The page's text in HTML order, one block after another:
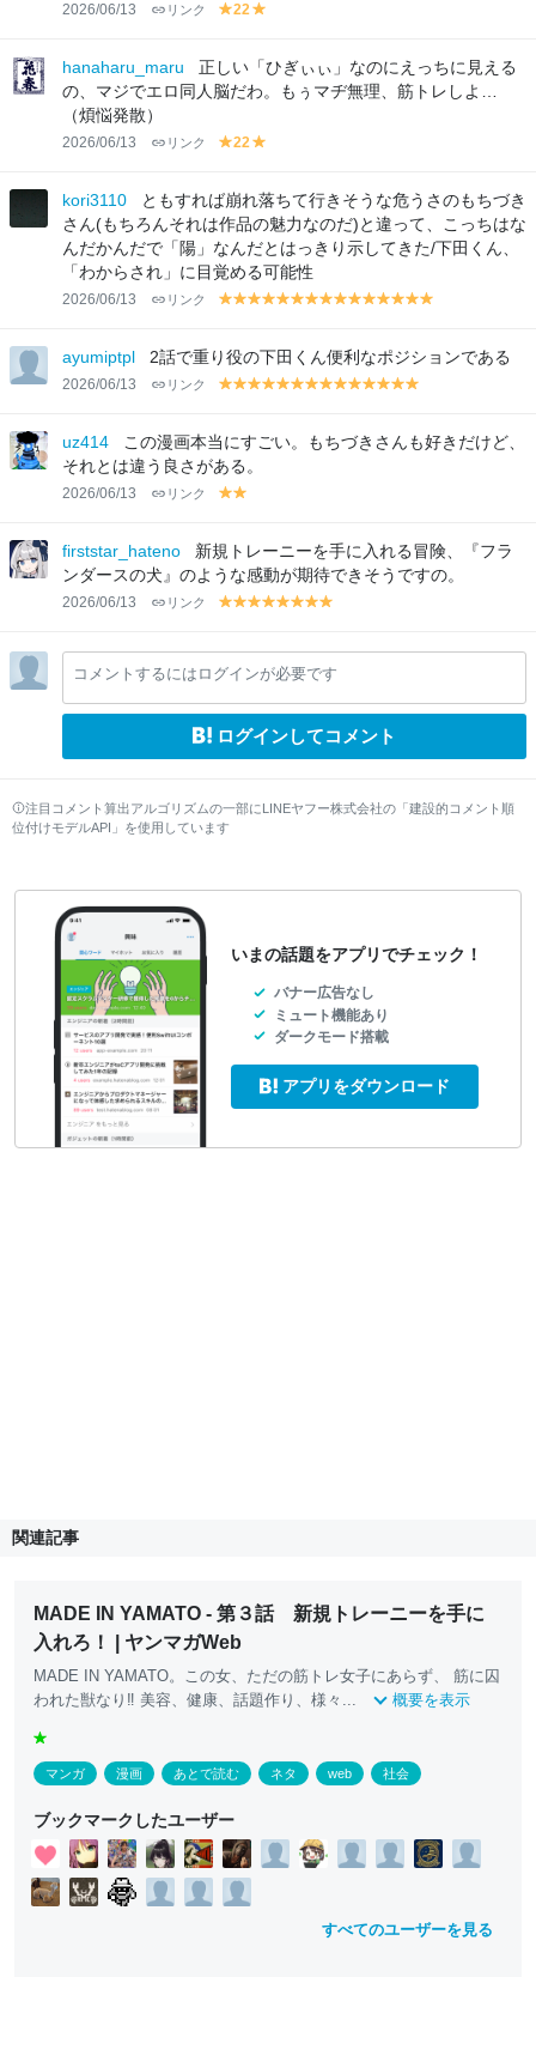
2026/06/13 リンク
y
lo
w
22
lo
w
hanaharu_maru
正しい「ひぎぃぃ」なのにえっちに見える
の、マジでエロ同人脳だわ。もぅマヂ無理、筋トレしよ…
（煩悩発散）
2026/06/13 リンク
y
lo
w
22
lo
w
kori3110
ともすれば崩れ落ちて行きそうな危うさのもちづき
さん(もちろんそれは作品の魅力なのだ)と違って、こっちはな
んだかんだで「陽」なんだとはっきり示してきた/下田くん、
「わからされ」に目覚める可能性
2026/06/13 リンク
y
lo
w
y
lo
w
y
lo
w
y
lo
w
y
lo
w
y
lo
w
y
lo
w
y
lo
w
y
lo
w
y
lo
w
y
lo
w
y
lo
w
y
lo
w
y
lo
w
lo
ayumiptpl 2話で重り役の下田くん便利なポジションである
2026/06/13 リンク
y
lo
w
y
lo
w
y
lo
y
lo
y
lo
y y
lo
y
lo
y
lo
y
lo
y
lo
y
lo
y
lo lo
uz414
この漫画本当にすごい。もちづきさんも好きだけど、
それとは違う良さがある。
2026/06/13 リンク
y
lo
w
lo
w
firststar_hateno
新規トレーニーを手に入れる冒険、『フラ
ンダースの犬』のような感動が期待できそうですの。
2026/06/13 リンク
y
lo
w
y
lo
w
y
lo
w
y
lo
w
y
lo
w
y
lo
w
y
lo
w
lo
w
コメントするにはログインが必要です
ログインしてコメント
注目コメント算出アルゴリズムの一部にLINEヤフー株式会社の「建設的コメント順
位付けモデルAPI」を使用しています
いまの話題をアプリでチェック！
バナー広告なし
ミュート機能あり
ダークモード搭載
アプリをダウンロード
関連記事
MADE IN YAMATO - 第３話 新規トレーニーを手に
入れろ！ | ヤンマガWeb
MADE IN YAMATO。この女、ただの筋トレ女子にあらず、 筋に囚
われた獣なり‼ 美容、健康、話題作り、様々...
概要を表示
r
e
n
マンガ 漫画 あとで読む ネタ web 社会
ブックマークしたユーザー
すべてのユーザーを見る